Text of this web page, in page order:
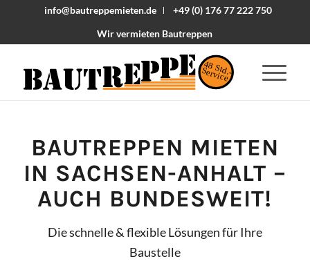
info@bautreppemieten.de
+49 (0) 176 77 222 750
Wir vermieten Bautreppen
48 Std.-
Service
BAUTREPPEN MIETEN
IN SACHSEN-ANHALT –
AUCH BUNDESWEIT!
Die schnelle & flexible Lösungen für Ihre
Baustelle